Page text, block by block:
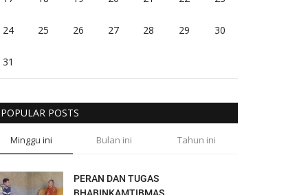
24 25 26 27 28 29 30
31
POPULAR POSTS
Minggu ini Bulan ini Tahun ini
PERAN DAN TUGAS